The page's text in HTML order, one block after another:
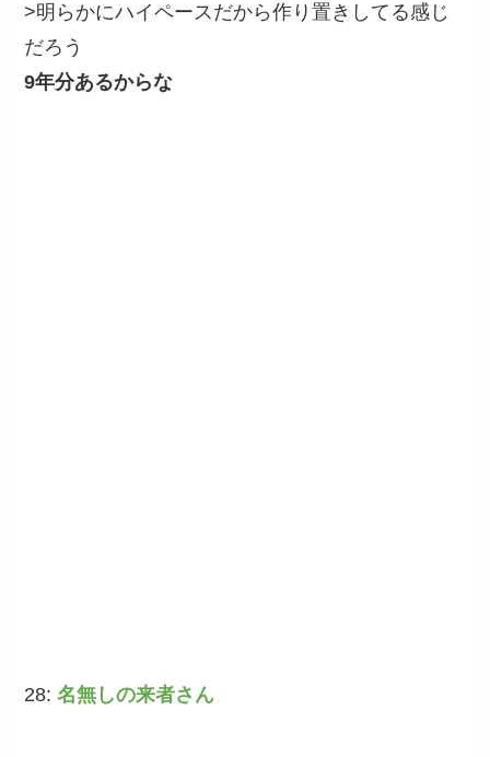
>明らかにハイペースだから作り置きしてる感じ
だろう
9年分あるからな
28:名無しの来者さん